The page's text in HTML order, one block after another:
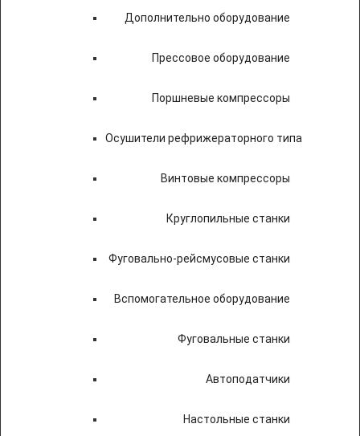
Дополнительно оборудование
Прессовое оборудование
Поршневые компрессоры
Осушители рефрижераторного типа
Винтовые компрессоры
Круглопильные станки
Фуговально-рейсмусовые станки
Вспомогательное оборудование
Фуговальные станки
Автоподатчики
Настольные станки